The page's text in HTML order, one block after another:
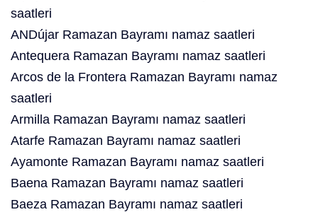
saatleri
ANDújar Ramazan Bayramı namaz saatleri
Antequera Ramazan Bayramı namaz saatleri
Arcos de la Frontera Ramazan Bayramı namaz
saatleri
Armilla Ramazan Bayramı namaz saatleri
Atarfe Ramazan Bayramı namaz saatleri
Ayamonte Ramazan Bayramı namaz saatleri
Baena Ramazan Bayramı namaz saatleri
Baeza Ramazan Bayramı namaz saatleri